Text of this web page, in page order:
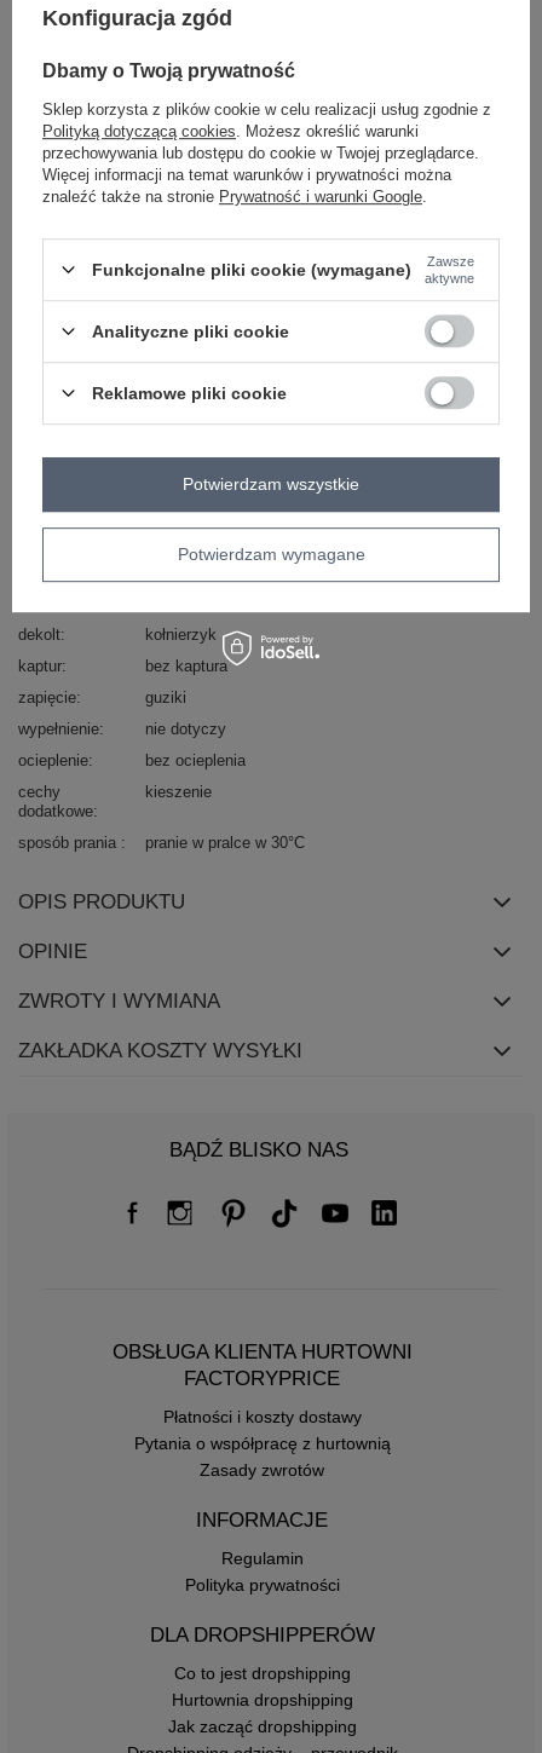
ZALOGUJ SIĘ I ZOBACZ CENĘ
Zadzwoń+48 601 547 740 Zadaj pytanie
skład materiału : 98% bawełna , 2% elastan
sposób prania : pranie w pralce w 30°C
Kod produktu
HM-KR-NO34-2.98P
skład materiału
98% bawełna 2% elastan
bawełna
dekolt
kołnierzyk
kaptur
bez kaptura
zapięcie
guziki
wypełnienie
nie dotyczy
ocieplenie
bez ocieplenia
cechy
dodatkowe
kieszenie
sposób prania pranie w pralce w 30°C
OPIS PRODUKTU
OPINIE
ZWROTY I WYMIANA
ZAKŁADKA KOSZTY WYSYŁKI
BĄDŹ BLISKO NAS
OBSŁUGA KLIENTA HURTOWNI
FACTORYPRICE
Płatności i koszty dostawy
Pytania o współpracę z hurtownią
Zasady zwrotów
INFORMACJE
Regulamin
Polityka prywatności
DLA DROPSHIPPERÓW
Co to jest dropshipping
Hurtownia dropshipping
Jak zacząć dropshipping
Konfiguracja zgód
Dbamy o Twoją prywatność
Sklep korzysta z plików cookie w celu realizacji usług zgodnie z
Polityką dotyczącą cookies . Możesz określić warunki
przechowywania lub dostępu do cookie w Twojej przeglądarce.
Więcej informacji na temat warunków i prywatności można
znaleźć także na stronie Prywatność i warunki Google
Funkcjonalne pliki cookie (wymagane)
Zawsze
aktywne
Analityczne pliki cookie
Reklamowe pliki cookie
Potwierdzam wymagane
Potwierdzam wszystkie